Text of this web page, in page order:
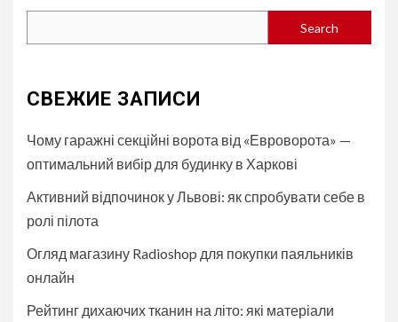
Search
СВЕЖИЕ ЗАПИСИ
Чому гаражні секційні ворота від «Евроворота» —
оптимальний вибір для будинку в Харкові
Активний відпочинок у Львові: як спробувати себе в
ролі пілота
Огляд магазину Radioshop для покупки паяльників
онлайн
Рейтинг дихаючих тканин на літо: які матеріали